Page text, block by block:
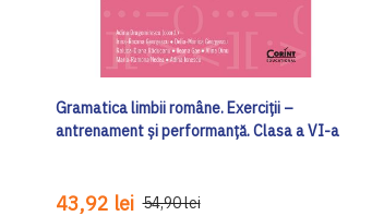
Gramatica limbii române. Exerciții –
antrenament și performanță. Clasa a VI-a
43,92 lei 54,90 lei